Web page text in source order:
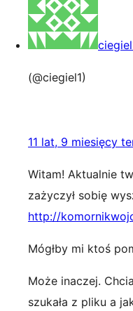
(@ciegiel1)
11 lat, 9 miesięcy
Witam! Aktualnie
zażyczył sobię
http://
Mógłby mi ktoś
Może inaczej.
szukała z pliku a